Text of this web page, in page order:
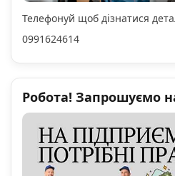
Телефонуй щоб дізнатися
0991624614
Робота! Запрошуємо